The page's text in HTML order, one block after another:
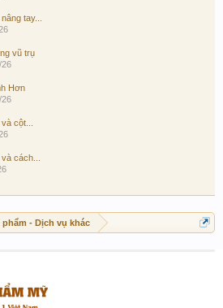
tay...
vũ trụ
26
Hơn
26
cột...
cách...
phẩm - Dịch vụ khác